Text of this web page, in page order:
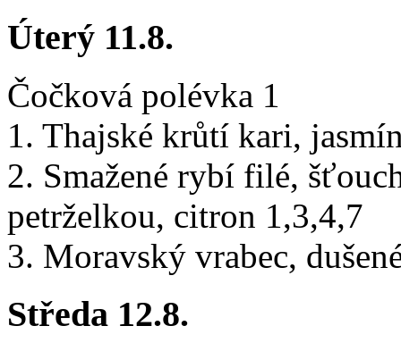
Úterý 11.8.
Čočková polévka 1
1. Thajské krůtí kari,
2. Smažené rybí filé,
petrželkou, citron 1,3,4,7
3. Moravský vrabec,
Středa 12.8.